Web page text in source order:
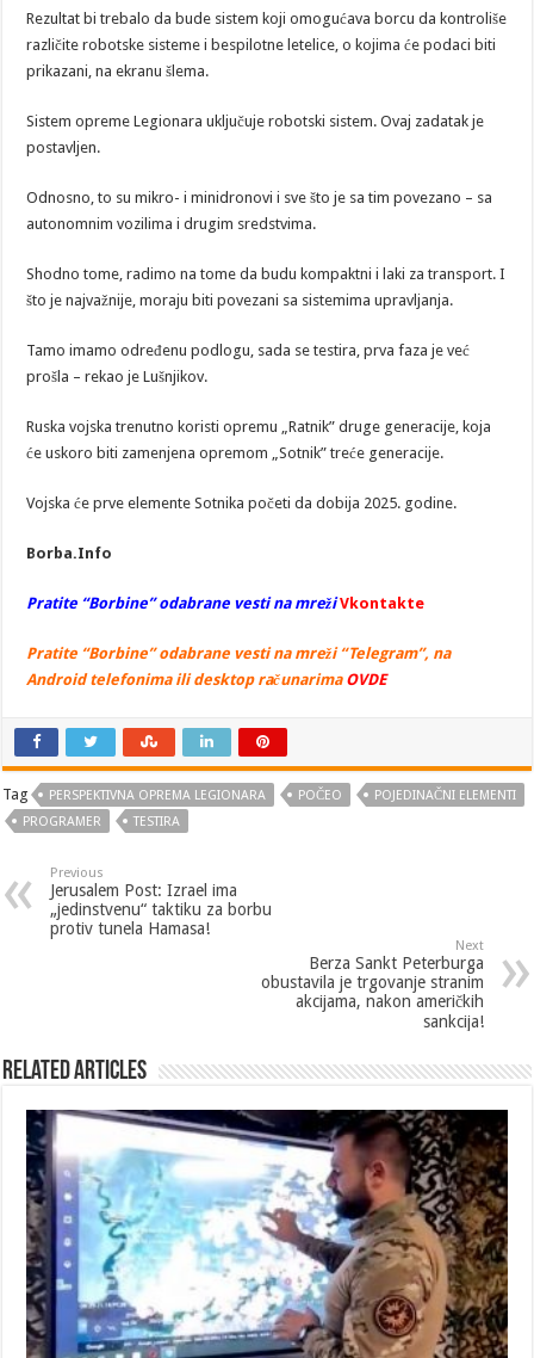
Rezultat bi trebalo da bude sistem koji omogućava borcu da kontroliše
različite robotske sisteme i bespilotne letelice, o kojima će podaci biti
prikazani, na ekranu šlema.
Sistem opreme Legionara uključuje robotski sistem. Ovaj zadatak je
postavljen.
Odnosno, to su mikro- i minidronovi i sve što je sa tim povezano – sa
autonomnim vozilima i drugim sredstvima.
Shodno tome, radimo na tome da budu kompaktni i laki za transport. I
što je najvažnije, moraju biti povezani sa sistemima upravljanja.
Tamo imamo određenu podlogu, sada se testira, prva faza je već
prošla – rekao je Lušnjikov.
Ruska vojska trenutno koristi opremu „Ratnik” druge generacije, koja
će uskoro biti zamenjena opremom „Sotnik” treće generacije.
Vojska će prve elemente Sotnika početi da dobija 2025. godine.
Borba.Info
Pratite “Borbine” odabrane vesti na mreži Vkontakte
Pratite “Borbine” odabrane vesti na mreži “Telegram”, na
Android telefonima ili desktop računarima OVDE
Tag PERSPEKTIVNA OPREMA LEGIONARA POČEO
POJEDINAČNI ELEMENTI
PROGRAMER
TESTIRA
Previous
Jerusalem Post: Izrael ima
„jedinstvenu“ taktiku za borbu
protiv tunela Hamasa!
Next
Berza Sankt Peterburga
obustavila je trgovanje stranim
akcijama, nakon američkih
sankcija!
Related Articles